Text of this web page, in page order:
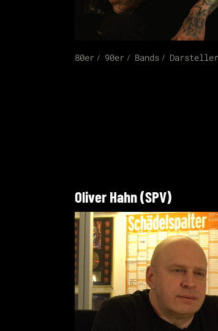
80er 90er Bands Darsteller
Oliver Hahn (SPV)